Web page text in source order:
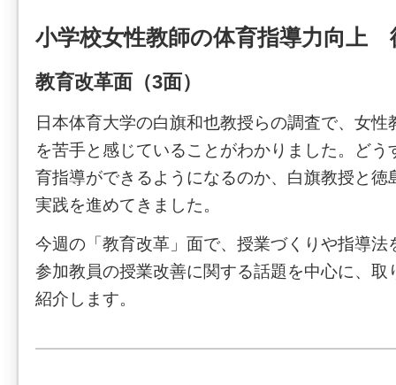
小学校女性教師の体育指導力向上
教育改革面（3面）
日本体育大学の白旗和也教授らの調査で、女性
を苦手と感じていることがわかりました。どう
育指導ができるようになるのか、白旗教授と徳
実践を進めてきました。
今週の「教育改革」面で、授業づくりや指導法
参加教員の授業改善に関する話題を中心に、取
紹介します。